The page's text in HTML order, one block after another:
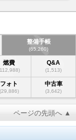
整備手帳
(65,260)
燃費 Q&A
(1,513)
フォト
(29,886)
中古車
(3,642)
ページの先頭へ ▲